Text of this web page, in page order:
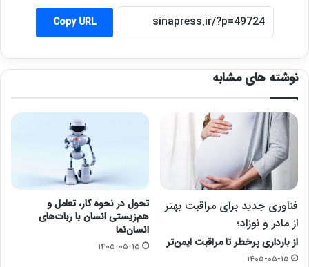
Copy URL
نوشته های مشابه
فناوری جدید برای مراقبت بهتر
از مادر و نوزاد؛
از بارداری پرخطر تا مراقبت ایمن‌تر
۱۴۰۵-۰۵-۱۵
تحول در نحوه کار، تعامل و
هم‌زیستی انسان با ربات‌های
انسان‌نما
۱۴۰۵-۰۵-۱۵